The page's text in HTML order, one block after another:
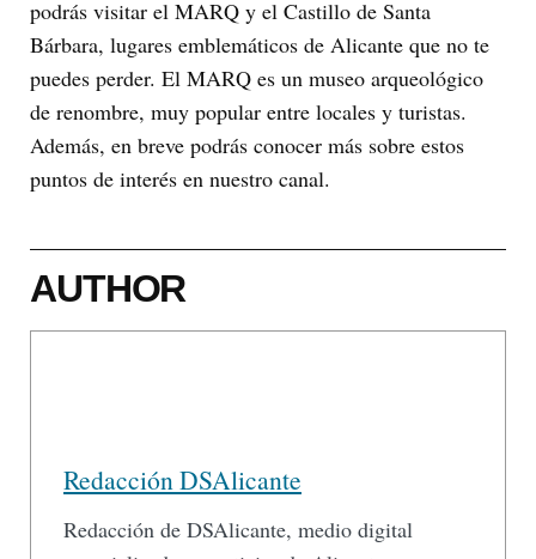
podrás visitar el MARQ y el Castillo de Santa
Bárbara, lugares emblemáticos de Alicante que no te
puedes perder. El MARQ es un museo arqueológico
de renombre, muy popular entre locales y turistas.
Además, en breve podrás conocer más sobre estos
puntos de interés en nuestro canal.
AUTHOR
Redacción DSAlicante
Redacción de DSAlicante, medio digital